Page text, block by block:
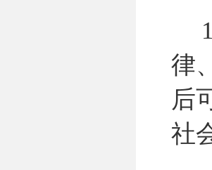
律
后
社